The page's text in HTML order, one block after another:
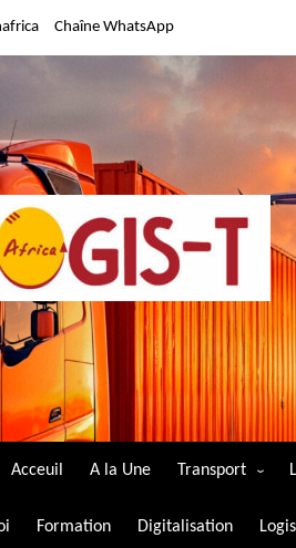
Chaîne WhatsApp
Acceuil A la Une Transport
Transport aérien
Formation Digitalisation